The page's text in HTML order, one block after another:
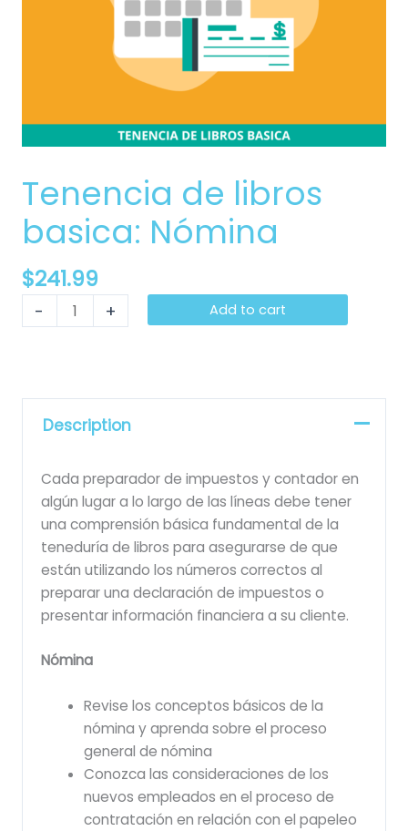
Tenencia de libros
basica: Nómina
$241.99
- + Add to cart
Description
Cada preparador de impuestos y contador en
algún lugar a lo largo de las líneas debe tener
una comprensión básica fundamental de la
teneduría de libros para asegurarse de que
están utilizando los números correctos al
preparar una declaración de impuestos o
presentar información financiera a su cliente.
Nómina
Revise los conceptos básicos de la
nómina y aprenda sobre el proceso
general de nómina
Conozca las consideraciones de los
nuevos empleados en el proceso de
contratación en relación con el papeleo